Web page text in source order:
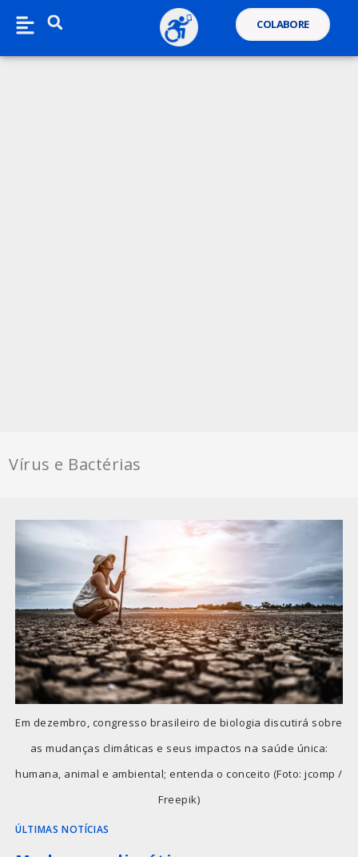
COLABORE
Vírus e Bactérias
Em dezembro, congresso brasileiro de biologia discutirá sobre
as mudanças climáticas e seus impactos na saúde única:
humana, animal e ambiental; entenda o conceito (Foto: jcomp /
Freepik)
ÚLTIMAS NOTÍCIAS